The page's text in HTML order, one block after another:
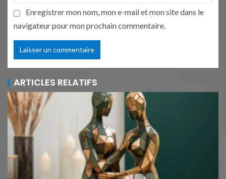
Enregistrer mon nom, mon e-mail et mon site dans le
navigateur pour mon prochain commentaire.
ARTICLES RELATIFS